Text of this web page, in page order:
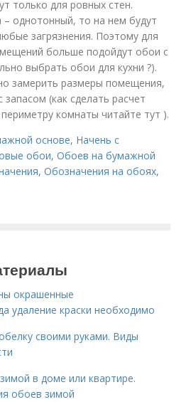
только для ровных стен.
– однотонный, то на нем будут
загрязнения. Поэтому для
больше подойдут обои с
выбрать обои для кухни ?).
замерить размеры помещения,
запасом (как сделать расчет
комнаты читайте тут ).
основе, Начень с
обои,Обоев на бумажной
,Обозначения на обоях,
окрашенные
удаление краски необходимо
своими руками. Виды
в доме или квартире.
обоев зимой